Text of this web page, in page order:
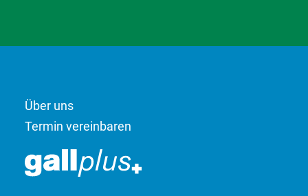
Über uns
Termin vereinbaren